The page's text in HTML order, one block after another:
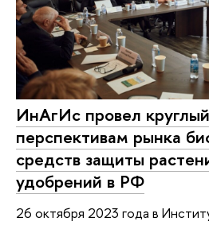
ИнАгИс провел
перспективам рынка
средств защиты
удобрений в РФ
26 октября 2023 года в